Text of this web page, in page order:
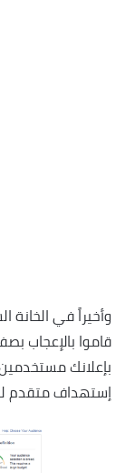
وأخيراً في الخانة
قاموا بالإعجاب
بإعلانك
إستهداف متقدم